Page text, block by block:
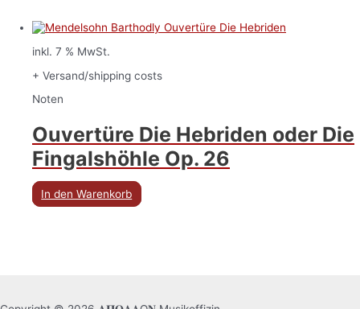
inkl. 7 % MwSt.
+ Versand/shipping costs
Noten
Ouvertüre Die Hebriden oder Die
Fingalshöhle Op. 26
In den Warenkorb